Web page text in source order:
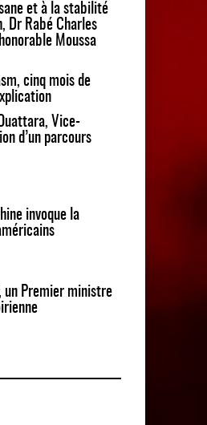
et à la stabilité
Dr Rabé Charles
Moussa
cinq mois de
Vice-
d’un parcours
invoque la
un Premier ministre